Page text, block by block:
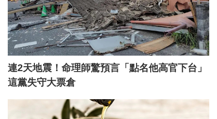
連2天地震！命理師驚預言「點名他高官下台」
這黨失守大票倉